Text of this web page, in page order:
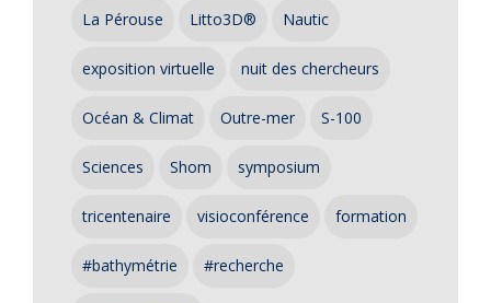
La Pérouse Litto3D® Nautic
exposition virtuelle nuit des chercheurs
Océan & Climat Outre-mer S-100
Sciences Shom symposium
tricentenaire visioconférence formation
#bathymétrie #recherche